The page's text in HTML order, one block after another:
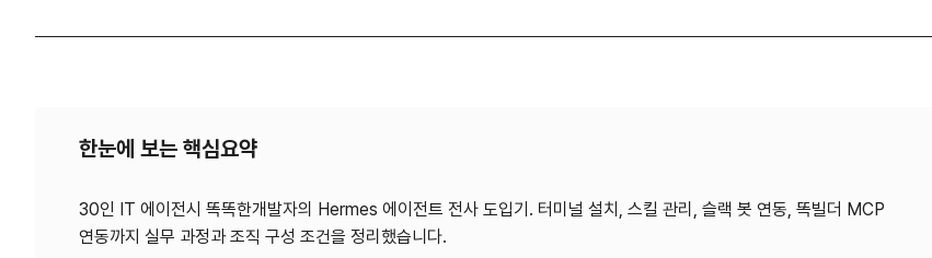
한눈에 보는 핵심요약
30인 IT 에이전시 똑똑한개발자의 Hermes 에이전트 전사 도입기. 터미널 설치, 스킬 관리, 슬랙 봇 연동, 똑빌더 MCP